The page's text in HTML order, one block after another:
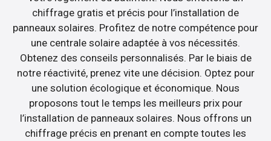
chiffrage gratis et précis pour l’installation de
panneaux solaires. Profitez de notre compétence pour
une centrale solaire adaptée à vos nécessités.
Obtenez des conseils personnalisés. Par le biais de
notre réactivité, prenez vite une décision. Optez pour
une solution écologique et économique. Nous
proposons tout le temps les meilleurs prix pour
l’installation de panneaux solaires. Nous offrons un
chiffrage précis en prenant en compte toutes les